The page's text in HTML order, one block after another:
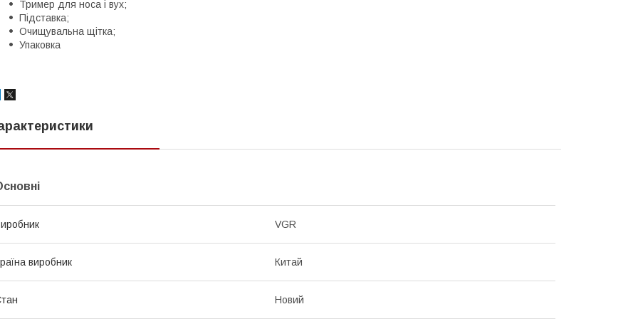
Тример для носа і вух;
Підставка;
Очищувальна щітка;
Упаковка
VGR
виробник Китай
Новий